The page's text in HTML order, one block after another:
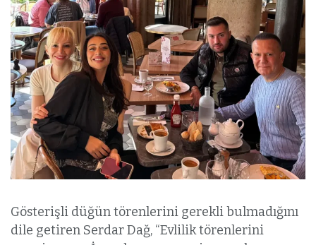
Gösterişli düğün törenlerini gerekli bulmadığını
dile getiren Serdar Dağ, “Evlilik törenlerini